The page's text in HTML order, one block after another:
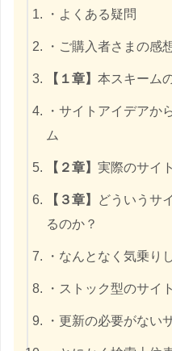
・よくある疑問
・ご購入者さまの感
【１章】本スキーム
・サイトアイデアか
ム
【２章】実際のサイ
【３章】 どういうサ
るのか？
・なんとなく気乗り
・ストック型のサイ
・更新の必要がない